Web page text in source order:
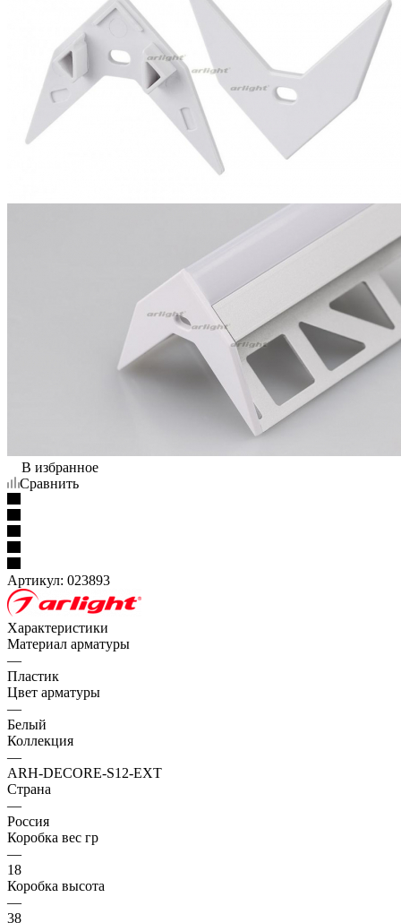
В избранное
Сравнить
Артикул: 023893
Характеристики
Материал арматуры
—
Пластик
Цвет арматуры
—
Белый
Коллекция
—
ARH-DECORE-S12-EXT
Страна
—
Россия
Коробка вес гр
—
18
Коробка высота
—
38